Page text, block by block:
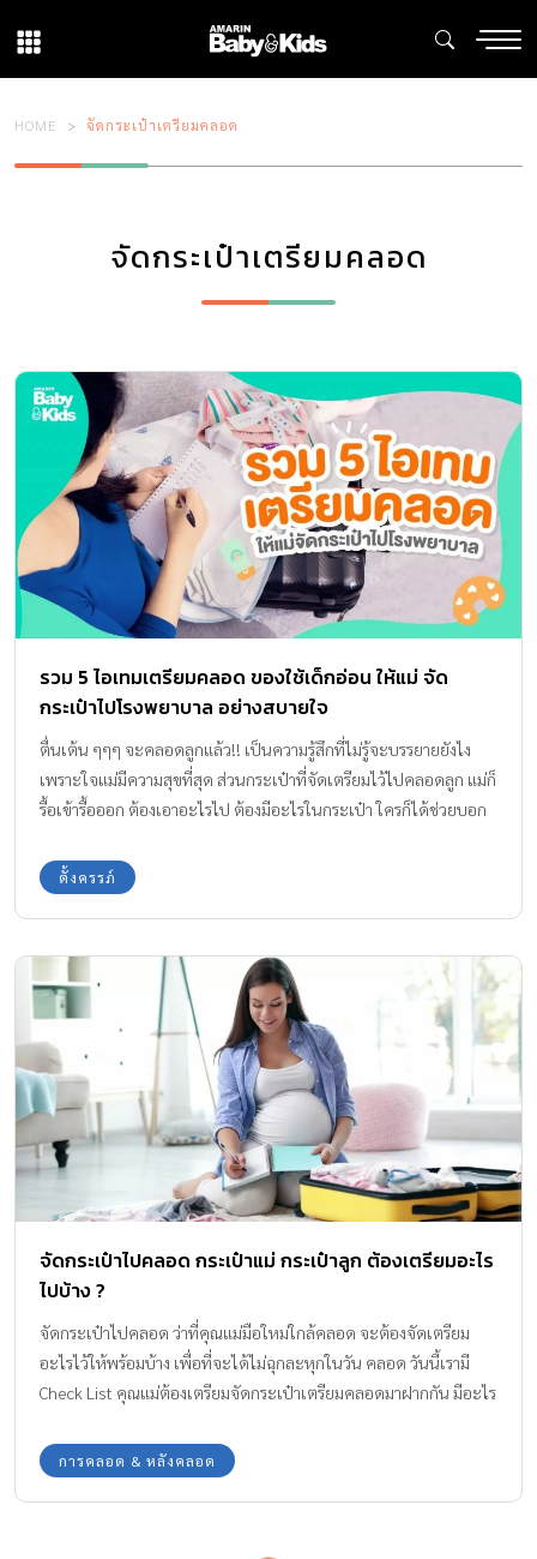
HOME จัดกระเป๋าเตรียมคลอด
จัดกระเป๋าเตรียมคลอด
รวม 5 ไอเทมเตรียมคลอด ของใช้เด็กอ่อน ให้แม่ จัด
กระเป๋าไปโรงพยาบาล อย่างสบายใจ
ตื่นเต้น ๆๆๆ จะคลอดลูกแล้ว!! เป็นความรู้สึกที่ไม่รู้จะบรรยายยังไง
เพราะใจแม่มีความสุขที่สุด ส่วนกระเป๋าที่จัดเตรียมไว้ไปคลอดลูก แม่ก็
รื้อเข้ารื้อออก ต้องเอาอะไรไป ต้องมีอะไรในกระเป๋า ใครก็ได้ช่วยบอก
แม่ จัดกระเป๋าไปโรงพยาบาล เตรียมคลอด กันอย่างสบายใจ สำหรับ
ของใช้เด็กอ่อน ที่เหมาะกับเด็กทารกใช้ได้ตั้งแต่แรกเกิด เราได้ลิสต์มา
เอกสารที่ต้องนำไปด้วยให้พร้อม ห้ามลืมเด็ดขาด! ได้แก่ บัตรประชาชน
สำเนาทะเบียนบ้าน เอกสารหรือสมุดฝากครรภ์ ใบนัดแพทย์บันทึกการ
ตั้งครรภ์ เอกสารประกันสุขภาพ ชื่อลูกสำหรับเตรียมแจ้งเกิด ชุดเสื้อผ้า
ของแม่ และลูก สำหรับใส่กลับบ้าน รวมถึงของใช้ส่วนคุณแม่
(แปรงสีฟัน ยาสีฟัน ชุดชั้นใน ผ้าอนามัย) เป็นต้น ของใช้เด็กที่แนะนำ
เตรียมไปให้พร้อมใช้ ก็ได้แก่ ครีมอาบน้ำเด็ก ผ้าอ้อมสำเร็จรูป คาร์ซีท
เป้อุ้มเด็ก และ เครื่องปั๊มนม จากประสบการณ์นะคะ ของใช้เด็กทั้งหมด
นี้ คุณพ่อคุณแม่ต้องได้ใช้ค่ะ 5 ไอเทมของใช้เด็กอ่อน […]
ตั้งครรภ์
จัดกระเป๋าไปคลอด กระเป๋าแม่ กระเป๋าลูก ต้องเตรียมอะไร
ไปบ้าง ?
จัดกระเป๋าไปคลอด ว่าที่คุณแม่มือใหม่ใกล้คลอด จะต้องจัดเตรียม
อะไรไว้ให้พร้อมบ้าง เพื่อที่จะได้ไม่ฉุกละหุกในวัน คลอด วันนี้เรามี
Check List คุณแม่ต้องเตรียมจัดกระเป๋าเตรียมคลอดมาฝากกัน มีอะไร
การคลอด & หลังคลอด